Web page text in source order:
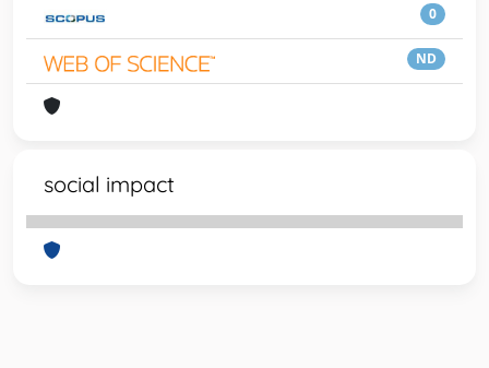
0
ND
social impact